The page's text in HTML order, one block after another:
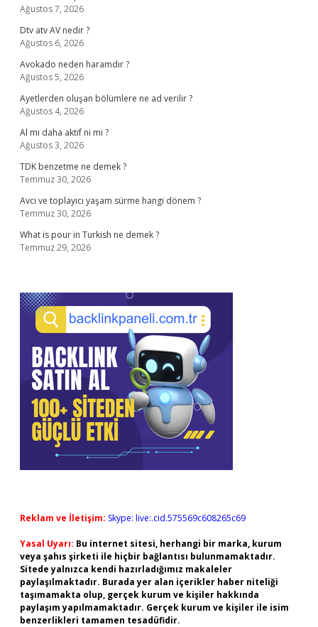
Ağustos 7, 2026
Dtv atv AV nedir ?
Ağustos 6, 2026
Avokado neden haramdır ?
Ağustos 5, 2026
Ayetlerden oluşan bölümlere ne ad verilir ?
Ağustos 4, 2026
Al mı daha aktif ni mi ?
Ağustos 3, 2026
TDK benzetme ne demek ?
Temmuz 30, 2026
Avcı ve toplayıcı yaşam sürme hangi dönem ?
Temmuz 30, 2026
What is pour in Turkish ne demek ?
Temmuz 29, 2026
Reklam ve İletişim: Skype: live:.cid.575569c608265c69
Yasal Uyarı: Bu internet sitesi, herhangi bir marka, kurum
veya şahıs şirketi ile hiçbir bağlantısı bulunmamaktadır.
Sitede yalnızca kendi hazırladığımız makaleler
paylaşılmaktadır. Burada yer alan içerikler haber niteliği
taşımamakta olup, gerçek kurum ve kişiler hakkında
paylaşım yapılmamaktadır. Gerçek kurum ve kişiler ile isim
benzerlikleri tamamen tesadüfidir.